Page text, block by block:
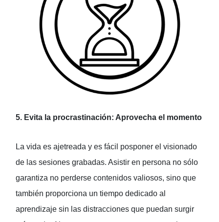
5. Evita la procrastinación: Aprovecha el momento
La vida es ajetreada y es fácil posponer el visionado
de las sesiones grabadas. Asistir en persona no sólo
garantiza no perderse contenidos valiosos, sino que
también proporciona un tiempo dedicado al
aprendizaje sin las distracciones que puedan surgir